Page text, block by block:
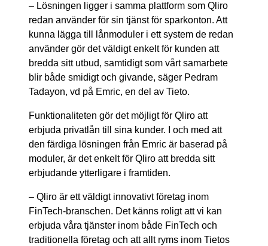
– Lösningen ligger i samma plattform som Qliro
redan använder för sin tjänst för sparkonton. Att
kunna lägga till lånmoduler i ett system de redan
använder gör det väldigt enkelt för kunden att
bredda sitt utbud, samtidigt som vårt samarbete
blir både smidigt och givande, säger Pedram
Tadayon, vd på Emric, en del av Tieto.
Funktionaliteten gör det möjligt för Qliro att
erbjuda privatlån till sina kunder. I och med att
den färdiga lösningen från Emric är baserad på
moduler, är det enkelt för Qliro att bredda sitt
erbjudande ytterligare i framtiden.
– Qliro är ett väldigt innovativt företag inom
FinTech-branschen. Det känns roligt att vi kan
erbjuda våra tjänster inom både FinTech och
traditionella företag och att allt ryms inom Tietos